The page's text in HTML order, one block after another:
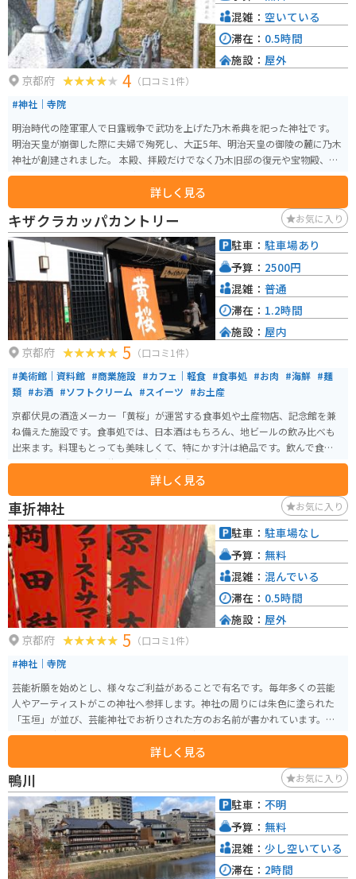
京都府 4 （口コミ1件）
#神社｜寺院
明治時代の陸軍軍人で日露戦争で武功を上げた乃木希典を祀った神社です。
明治天皇が崩御した際に夫婦で殉死し、大正5年、明治天皇の御陵の麓に乃木
神社が創建されました。 本殿、拝殿だけでなく乃木旧邸の復元や宝物殿、銅
像、さざれ石、吾妻の錨など見どころがたくさんあります。
詳しく見る
混雑： 空いている
滞在： 0.5時間
施設： 屋外
キザクラカッパカントリー お気に入り
京都府 5 （口コミ1件）
#美術館｜資料館 #商業施設 #カフェ｜軽食 #食事処 #お肉 #海鮮 #麺
類 #お酒 #ソフトクリーム #スイーツ #お土産
京都伏見の酒造メーカー「黄桜」が運営する食事処や土産物店、記念館を兼
ね備えた施設です。食事処では、日本酒はもちろん、地ビールの飲み比べも
出来ます。料理もとっても美味しくて、特にかす汁は絶品です。飲んで食べ
て、お土産も買える、伏見の酒蔵観光の際は、是非立ち寄ってみてくださ
詳しく見る
駐車： 駐車場あり
予算： 2500円
混雑： 普通
滞在： 1.2時間
施設： 屋内
車折神社 お気に入り
京都府 5 （口コミ1件）
#神社｜寺院
芸能祈願を始めとし、様々なご利益があることで有名です。毎年多くの芸能
人やアーティストがこの神社へ参拝します。神社の周りには朱色に塗られた
「玉垣」が並び、芸能神社でお祈りされた方のお名前が書かれています。そ
こから派生して、推しのコンサートの当選祈願をするファンの絵馬も多くみ
詳しく見る
駐車： 駐車場なし
予算： 無料
混雑： 混んでいる
滞在： 0.5時間
施設： 屋外
鴨川 お気に入り
駐車： 不明
予算： 無料
混雑： 少し空いている
滞在： 2時間